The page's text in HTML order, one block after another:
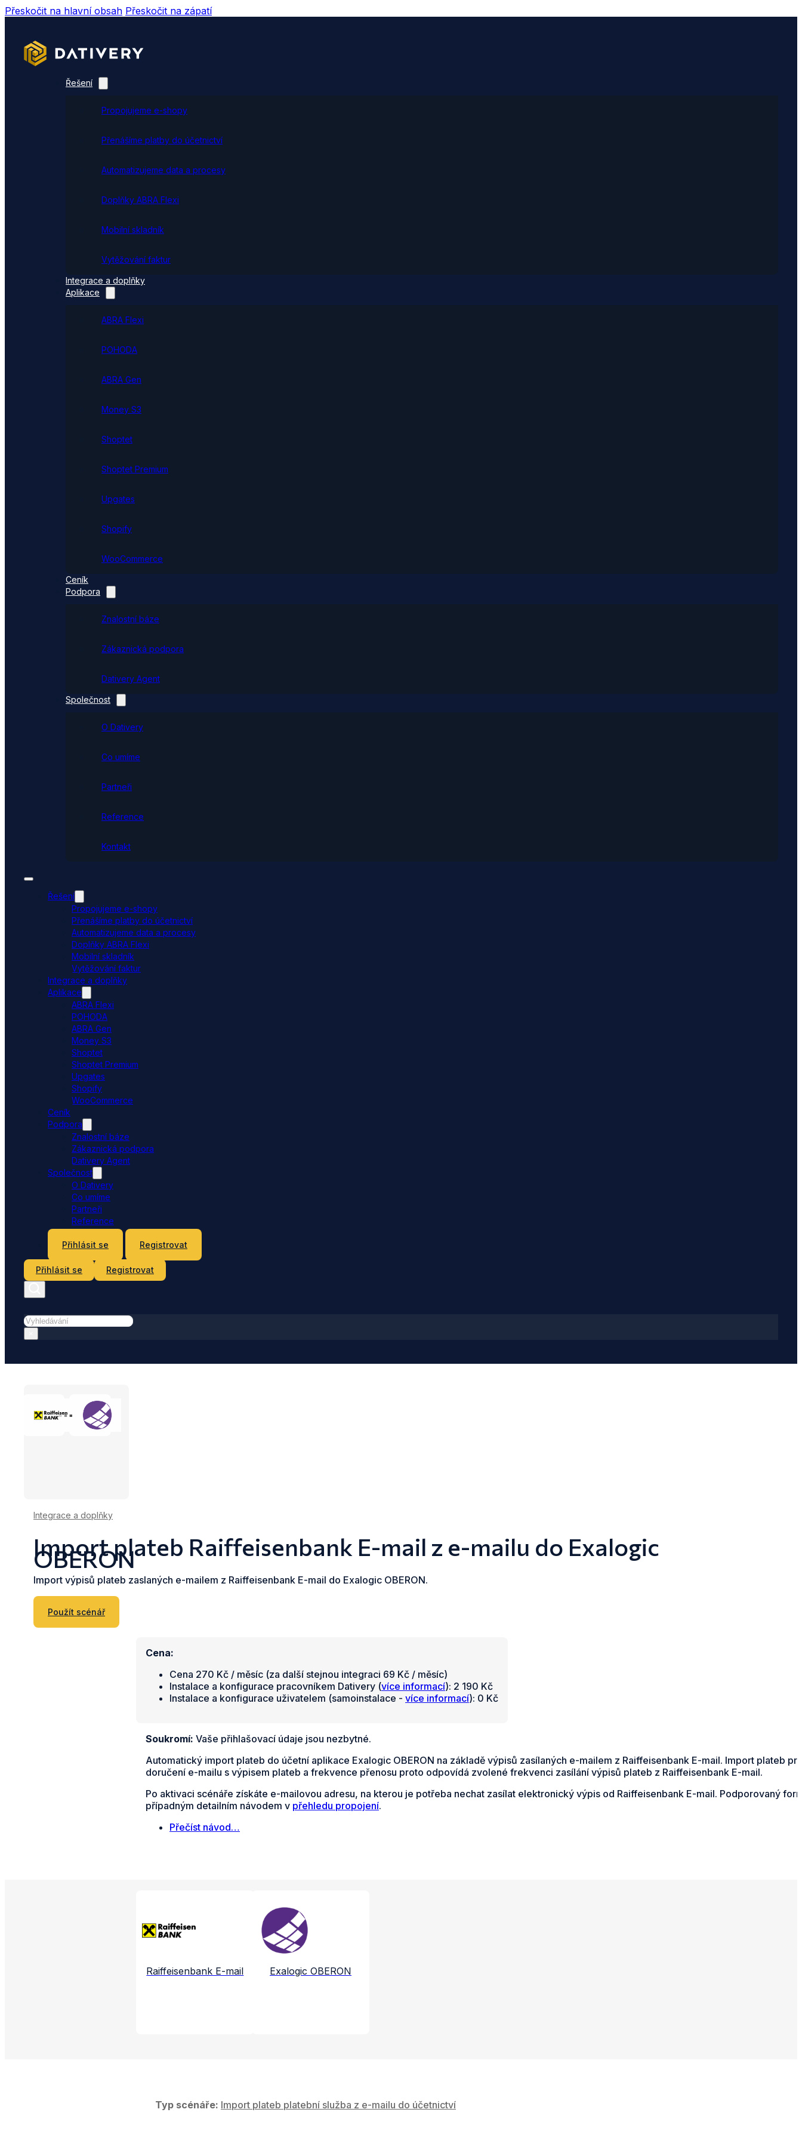
Přeskočit na hlavní obsah Přeskočit na zápatí
Řešení
Propojujeme e-shopy
Přenášíme platby do účetnictví
Automatizujeme data a procesy
Doplňky ABRA Flexi
Mobilní skladník
Vytěžování faktur
Integrace a doplňky
Aplikace
ABRA Flexi
POHODA
ABRA Gen
Money S3
Shoptet
Shoptet Premium
Upgates
Shopify
WooCommerce
Ceník
Podpora
Znalostní báze
Zákaznická podpora
Dativery Agent
Společnost
O Dativery
Co umíme
Partneři
Reference
Kontakt
Řešení
Propojujeme e-shopy
Přenášíme platby do účetnictví
Automatizujeme data a procesy
Doplňky ABRA Flexi
Mobilní skladník
Vytěžování faktur
Integrace a doplňky
Aplikace
ABRA Flexi
POHODA
ABRA Gen
Money S3
Shoptet
Shoptet Premium
Upgates
Shopify
WooCommerce
Ceník
Podpora
Znalostní báze
Zákaznická podpora
Dativery Agent
Společnost
O Dativery
Co umíme
Partneři
Reference
Přihlásit se
Registrovat
Přihlásit se Registrovat
Hledat
Integrace a doplňky
Import plateb Raiffeisenbank E-mail z e-mailu do Exalogic
OBERON
Import výpisů plateb zaslaných e-mailem z Raiffeisenbank E-mail do Exalogic OBERON.
Použít scénář
Cena:
Cena 270 Kč / měsíc (za další stejnou integraci 69 Kč / měsíc)
Instalace a konfigurace pracovníkem Dativery (více informací): 2 190 Kč
Instalace a konfigurace uživatelem (samoinstalace - více informací): 0 Kč
Soukromí: Vaše přihlašovací údaje jsou nezbytné.
Automatický import plateb do účetní aplikace Exalogic OBERON na základě výpisů zasílaných e-mailem z Raiffeisenbank E-mail. Import plateb
doručení e-mailu s výpisem plateb a frekvence přenosu proto odpovídá zvolené frekvenci zasílání výpisů plateb z Raiffeisenbank E-mail.
Po aktivaci scénáře získáte e-mailovou adresu, na kterou je potřeba nechat zasílat elektronický výpis od Raiffeisenbank E-mail. Podporovaný
případným detailním návodem v přehledu propojení.
Přečíst návod…
Propojené aplikace a služby
Raiffeisenbank E-mail Exalogic OBERON
Typ scénáře: Import plateb platební služba z e-mailu do účetnictví